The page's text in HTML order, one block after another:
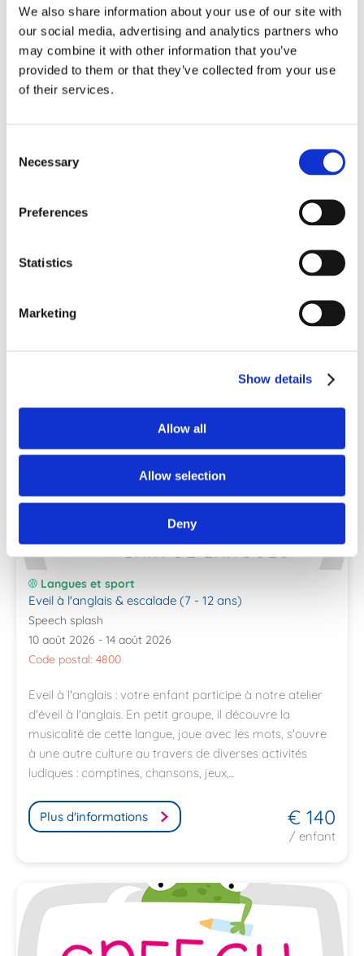
We also share information about your use of our site with
our social media, advertising and analytics partners who
may combine it with other information that you’ve
provided to them or that they’ve collected from your use
of their services.
Selection
Necessary
Preferences
Statistics
Marketing
Show details
Allow all
Allow selection
Deny
Nos autres stages
Langues et sport
Eveil à l'anglais & escalade (7 - 12 ans)
Speech splash
10 août 2026 - 14 août 2026
Code postal: 4800
Eveil à l'anglais : votre enfant participe à notre atelier
d'éveil à l'anglais. En petit groupe, il découvre la
musicalité de cette langue, joue avec les mots, s'ouvre
à une autre culture au travers de diverses activités
ludiques : comptines, chansons, jeux,...
Plus d'informations € 140
/ enfant